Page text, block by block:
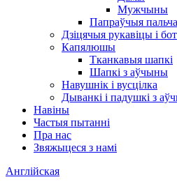
Мужчыны
Папраўчыя
Дзіцячыя рукавіцы і
Капялюшы
Тканкавыя шапкі
Шапкі з аўчыны
Навушнік і вусцілка
Дыванкі і падушкі з
Навіны
Частыя пытанні
Пра нас
Звяжыцеся з намі
Англійская